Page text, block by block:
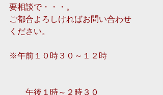
要相談で・・・。
ご都合よろしければお問い合わせ
ください。
※午前１０時３０～１２時
午後１時～２時３０